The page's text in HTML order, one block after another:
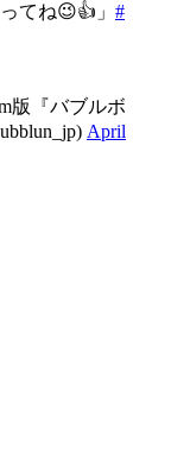
てね😉👍」 #
版『バブルボ
April